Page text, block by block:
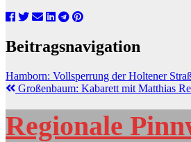
Beitragsnavigation
Hamborn: Vollsperrung der Holtener
Großenbaum: Kabarett mit Matthias
Regionale